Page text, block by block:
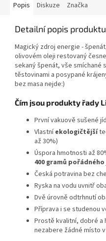
Popis Diskuze Značka
Detailní popis produktu
Magický zdroj energie -
olivovém oleji restovaný
sekaný špenát, vše smíchané
těstovinami a posypané
bez masa nejde:)
Čím jsou produkty řady
První vakuově sušené
Vlastníekologičtější
až 30%)
Úspora hmotnosti až
400 gramů
Česká potravina bez
Ryska na vodu uvnitř
Dvě úrovně odtrhnutí
Příprava i se studenou
Prostě kvalitní, dobré a
nezabere žádné místo